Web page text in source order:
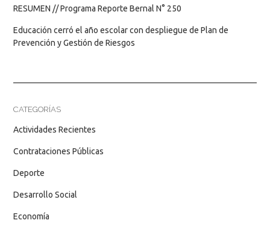
RESUMEN // Programa Reporte Bernal N° 250
Educación cerró el año escolar con despliegue de Plan de
Prevención y Gestión de Riesgos
CATEGORÍAS
Actividades Recientes
Contrataciones Públicas
Deporte
Desarrollo Social
Economía